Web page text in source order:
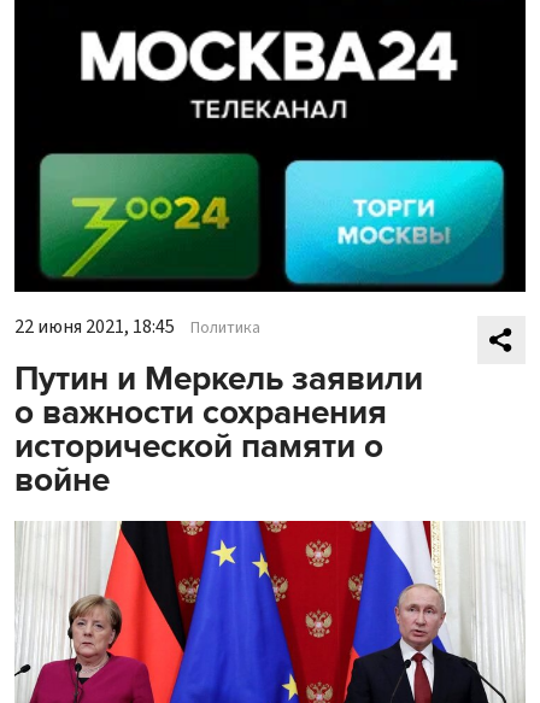
22 июня 2021, 18:45 Политика
Путин и Меркель заявили
о важности сохранения
исторической памяти о
войне